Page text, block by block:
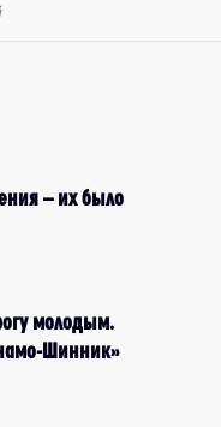
– их было
молодым.
Шинник»